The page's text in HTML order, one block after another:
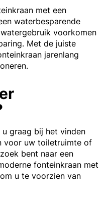
met een
waterbesparende
voorkomen
Met de juiste
jarenlang
u graag bij het vinden
voor uw toiletruimte of
bent naar een
fonteinkraan met
u te voorzien van